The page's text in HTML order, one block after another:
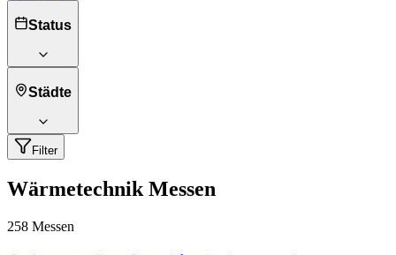
Status
Städte
Filter
Wärmetechnik Messen
258 Messen